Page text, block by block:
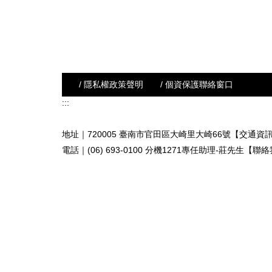
/ 隱私權政策聲明
/ 個資保護聯絡窗口
:::
地址｜720005 臺南市官田區大崎里大崎66號【交通資訊
電話｜(06) 693-0100 分機1271專任助理-莊先生 【聯絡